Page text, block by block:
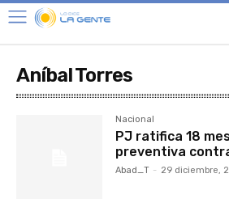
Aníbal Torres
Nacional
PJ ratifica 18
preventiva
Abad_T - 29 diciembre,